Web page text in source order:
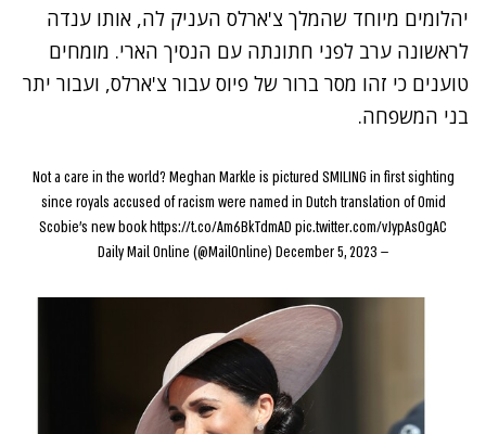
יהלומים מיוחד שהמלך צ'ארלס העניק לה, אותו ענדה
לראשונה ערב לפני חתונתה עם הנסיך הארי. מומחים
טוענים כי זהו מסר ברור של פיוס עבור צ'ארלס, ועבור יתר
בני המשפחה.
Not a care in the world? Meghan Markle is pictured SMILING in first sighting
since royals accused of racism were named in Dutch translation of Omid
Scobie's new bookhttps://t.co/Am6BkTdmAD pic.twitter.com/vJypAsOgAC
— Daily Mail Online (@MailOnline)
December 5, 2023